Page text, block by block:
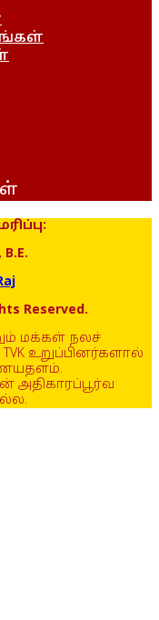
Reserved.
மக்கள் நலச்
உறுப்பினர்களால்
அதிகாரப்பூர்வ